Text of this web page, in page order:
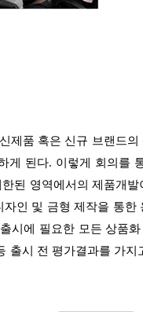
제품 혹은 신규 브랜드
된다. 이렇게 회의를
된 영역에서의 제품개
인 및 금형 제작을 통
시에 필요한 모든 상품
출시 전 평가결과를 가